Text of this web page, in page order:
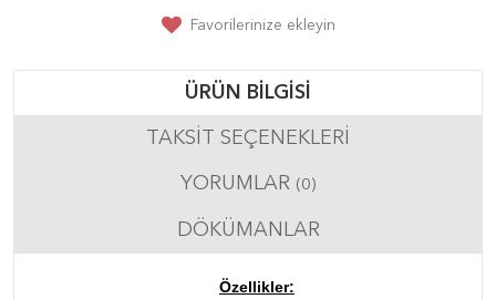
Favorilerinize ekleyin
ÜRÜN BILGISI
TAKSIT SEÇENEKLERI
YORUMLAR (0)
DÖKÜMANLAR
Özellikler: